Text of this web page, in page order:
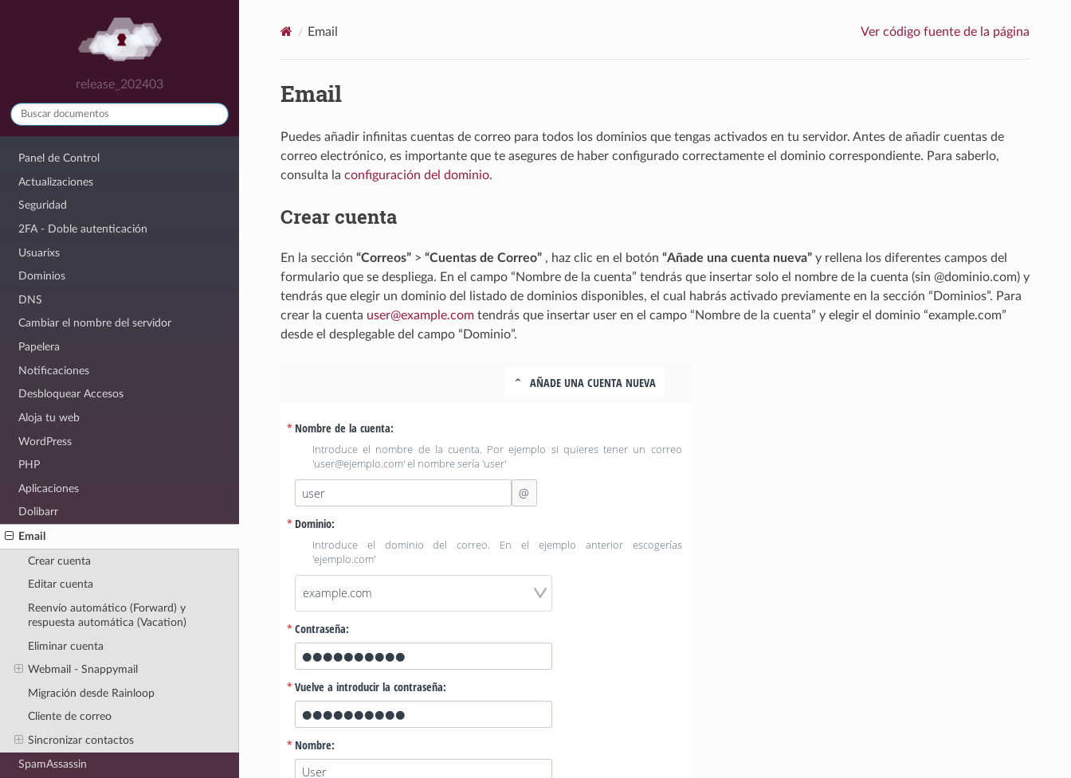
release_202403
Panel de Control
Actualizaciones
Seguridad
2FA - Doble autenticación
Usuarixs
Dominios
DNS
Cambiar el nombre del servidor
Papelera
Notificaciones
Desbloquear Accesos
Aloja tu web
WordPress
PHP
Aplicaciones
Dolibarr
Email
Crear cuenta
Editar cuenta
Reenvío automático (Forward) y
respuesta automática (Vacation)
Eliminar cuenta
Webmail - Snappymail
Migración desde Rainloop
Cliente de correo
Sincronizar contactos
SpamAssassin
Email Ver código fuente de la página
Email
Puedes añadir infinitas cuentas de correo para todos los dominios que tengas activados en tu servidor. Antes de añadir cuentas de
correo electrónico, es importante que te asegures de haber configurado correctamente el dominio correspondiente. Para saberlo,
consulta la configuración del dominio.
Crear cuenta
En la sección “Correos”> “Cuentas de Correo”, haz clic en el botón “Añade una cuenta nueva”y rellena los diferentes campos del
formulario que se despliega. En el campo “Nombre de la cuenta” tendrás que insertar solo el nombre de la cuenta (sin @dominio.com) y
tendrás que elegir un dominio del listado de dominios disponibles, el cual habrás activado previamente en la sección “Dominios”. Para
crear la cuenta user@example.comtendrás que insertar user en el campo “Nombre de la cuenta” y elegir el dominio “example.com”
desde el desplegable del campo “Dominio”.